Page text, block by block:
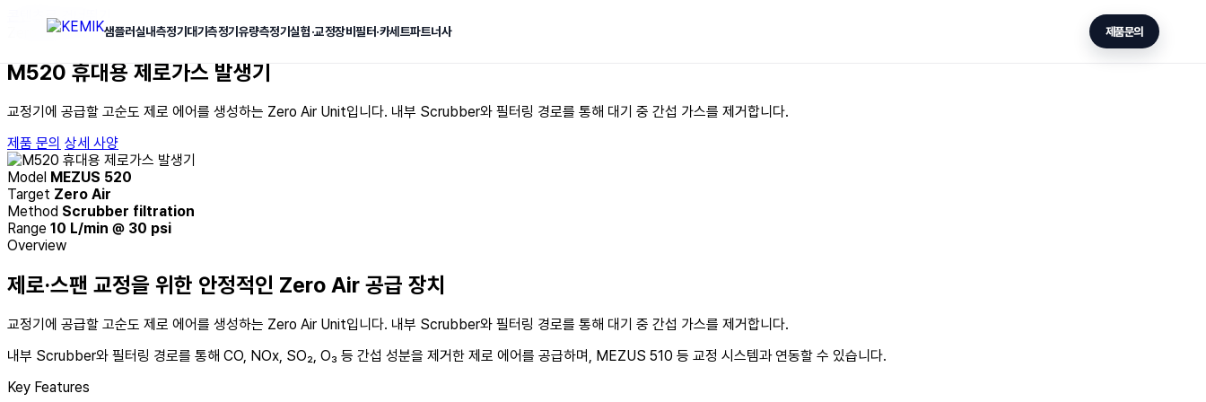
콘텐츠로 건너뛰기
샘플러실내측정기 대기측정기 유량측정기실험·교정장비필터·카세트파트너사 제품문의
Zero Air Unit
M520 휴대용 제로가스 발생기
교정기에 공급할 고순도 제로 에어를 생성하는 Zero Air Unit입니다. 내부 Scrubber와 필터링 경로를 통해 대기 중 간섭 가스를 제거합니다.
제품 문의 상세 사양
Model MEZUS 520
Target Zero Air
Method Scrubber filtration
Range 10 L/min @ 30 psi
Overview
제로·스팬 교정을 위한 안정적인 Zero Air 공급 장치
교정기에 공급할 고순도 제로 에어를 생성하는 Zero Air Unit입니다. 내부 Scrubber와 필터링 경로를 통해 대기 중 간섭 가스를 제거합니다.
내부 Scrubber와 필터링 경로를 통해 CO, NOx, SO₂, O₃ 등 간섭 성분을 제거한 제로 에어를 공급하며, MEZUS 510 등 교정 시스템과 연동할 수 있습니다.
Key Features